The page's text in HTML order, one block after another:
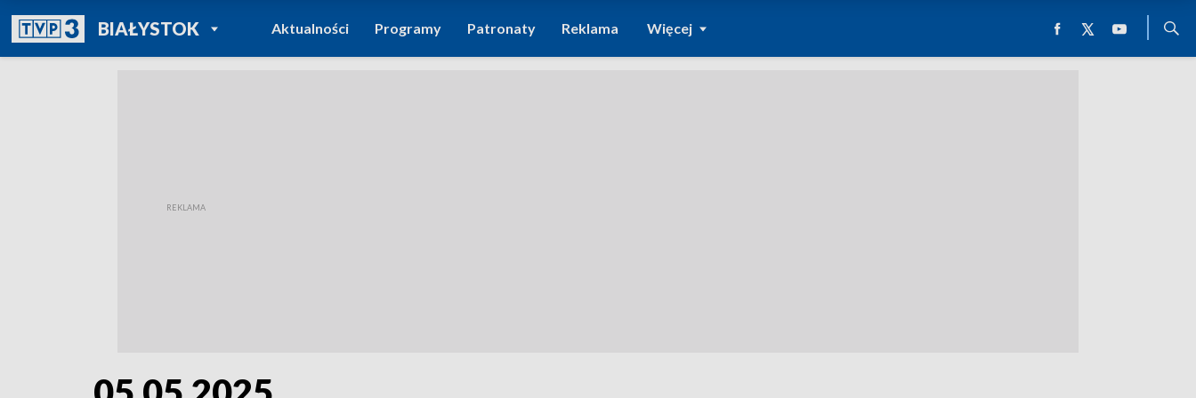
BIAŁYSTOKPOWRÓT DO
TVP REGIONY
Aktualności Programy Patronaty Reklama Więcej